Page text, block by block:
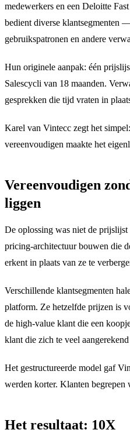
medewerkers en een Deloitte
bedient diverse klantsegmenten
gebruikspatronen en andere
Hun originele aanpak: één
Salescycli van 18 maanden.
gesprekken die tijd vraten in
Karel van Vintecc zegt het
vereenvoudigen maakte het
Vereenvoudigen
liggen
De oplossing was niet de
pricing-architectuur bouwen die
erkent in plaats van ze te
Verschillende klantsegmenten
platform. Ze hetzelfde prijzen is
de high-value klant die een
klant die zich te veel
Het gestructureerde model gaf
werden korter. Klanten begrepen
Het resultaat: 10X